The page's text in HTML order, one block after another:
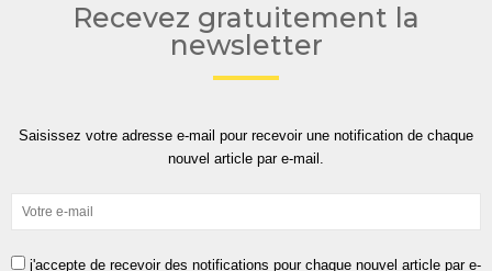
Recevez gratuitement la
newsletter
Saisissez votre adresse e-mail pour recevoir une notification de chaque
nouvel article par e-mail.
j'accepte de recevoir des notifications pour chaque nouvel article par e-